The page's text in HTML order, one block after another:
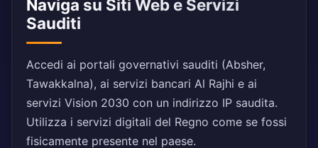
Naviga su Siti Web e Servizi
Sauditi
Accedi ai portali governativi sauditi (Absher,
Tawakkalna), ai servizi bancari Al Rajhi e ai
servizi Vision 2030 con un indirizzo IP saudita.
Utilizza i servizi digitali del Regno come se fossi
fisicamente presente nel paese.